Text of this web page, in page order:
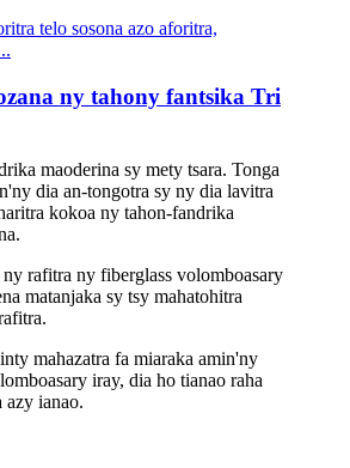
ny tahony fantsika Tri
maoderina sy mety tsara. Tonga
dia an-tongotra sy ny dia lavitra
kokoa ny tahon-fandrika
rafitra ny fiberglass volomboasary
matanjaka sy tsy mahatohitra
mahazatra fa miaraka amin'ny
iray, dia ho tianao raha
azy ianao.